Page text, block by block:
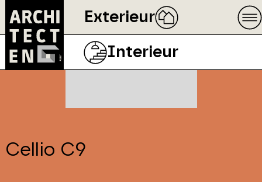
Exterieur
Interieur
Cellio C9